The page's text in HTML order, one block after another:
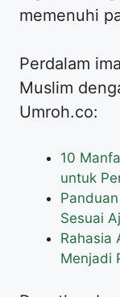
memenuhi
Perdalam
Muslim
Umroh.co:
10
untuk
Sesuai
Rahasia
Menjadi